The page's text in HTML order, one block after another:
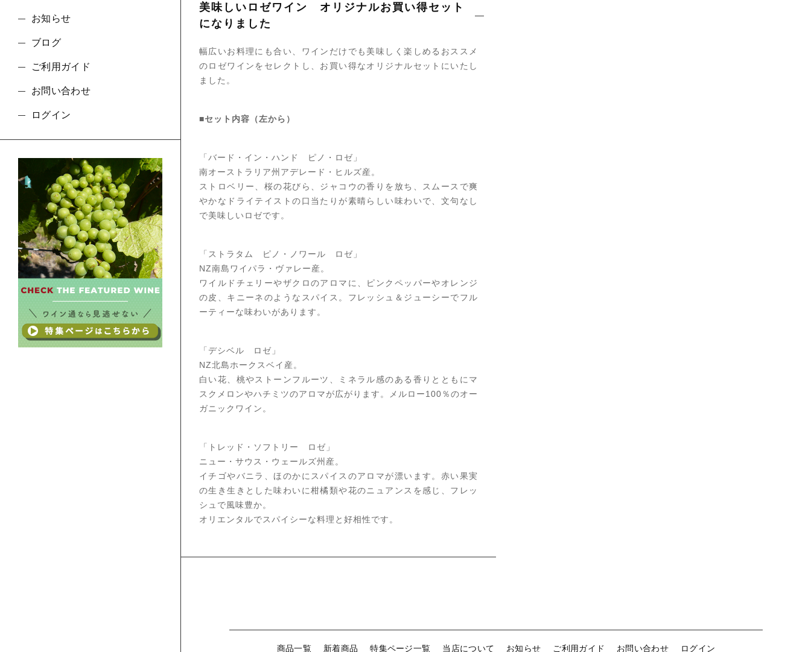
美味しいロゼワイン オリジナルお買い得セット
になりました
幅広いお料理にも合い、ワインだけでも美味しく楽しめるおススメ
のロゼワインをセレクトし、お買い得なオリジナルセットにいたし
ました。
■セット内容（左から）
「バード・イン・ハンド ピノ・ロゼ」
南オーストラリア州アデレード・ヒルズ産。
ストロベリー、桜の花びら、ジャコウの香りを放ち、スムースで爽
やかなドライテイストの口当たりが素晴らしい味わいで、文句なし
で美味しいロゼです。
「ストラタム ピノ・ノワール ロゼ」
NZ南島ワイパラ・ヴァレー産。
ワイルドチェリーやザクロのアロマに、ピンクペッパーやオレンジ
の皮、キニーネのようなスパイス。フレッシュ＆ジューシーでフル
ーティーな味わいがあります。
「デシベル ロゼ」
NZ北島ホークスベイ産。
白い花、桃やストーンフルーツ、ミネラル感のある香りとともにマ
スクメロンやハチミツのアロマが広がります。メルロー100％のオー
ガニックワイン。
「トレッド・ソフトリー ロゼ」
ニュー・サウス・ウェールズ州産。
イチゴやバニラ、ほのかにスパイスのアロマが漂います。赤い果実
の生き生きとした味わいに柑橘類や花のニュアンスを感じ、フレッ
シュで風味豊か。
オリエンタルでスパイシーな料理と好相性です。
商品一覧 新着商品 特集ページ一覧 当店について お知らせ ご利用ガイド お問い合わせ ログイン
お知らせ
ブログ
ご利用ガイド
お問い合わせ
ログイン